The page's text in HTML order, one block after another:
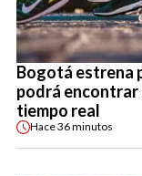
Bogotá estrena
podrá encontrar
tiempo real
Hace36 minutos